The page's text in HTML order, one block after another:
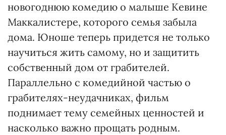
новогоднюю комедию о малыше Кевине
Маккалистере, которого семья забыла
дома. Юноше теперь придется не только
научиться жить самому, но и защитить
собственный дом от грабителей.
Параллельно с комедийной частью о
грабителях-неудачниках, фильм
поднимает тему семейных ценностей и
насколько важно прощать родным.